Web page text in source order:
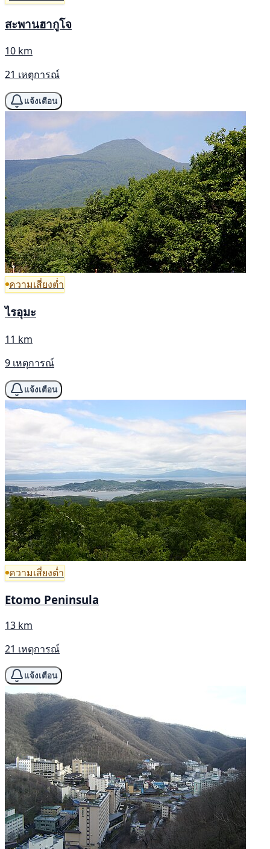
สะพานฮากูโจ
10 km
21 เหตุการณ์
แจ้งเตือน
ความเสี่ยงต่ำ
ไรอุมะ
11 km
9 เหตุการณ์
แจ้งเตือน
ความเสี่ยงต่ำ
Etomo Peninsula
13 km
21 เหตุการณ์
แจ้งเตือน